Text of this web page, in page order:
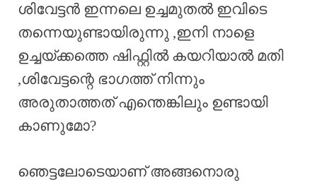
ശിവേട്ടൻ ഇന്നലെ ഉച്ചമുതൽ ഇവിടെ
തന്നെയുണ്ടായിരുന്നു ,ഇനി നാളെ
ഉച്ചയ്ക്കത്തെ ഷിഫ്റ്റിൽ കയറിയാൽ മതി
,ശിവേട്ടന്റെ ഭാഗത്ത് നിന്നും
അരുതാത്തത് എന്തെങ്കിലും ഉണ്ടായി
കാണുമോ?
ഞെട്ടലോടെയാണ് അങ്ങനൊരു